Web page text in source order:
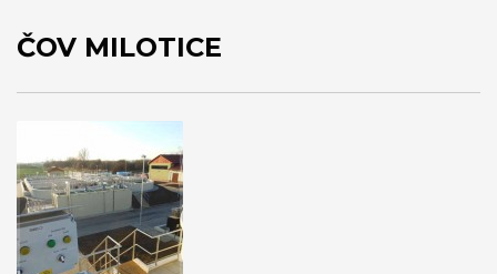
ČOV MILOTICE